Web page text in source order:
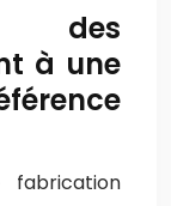
des
à une